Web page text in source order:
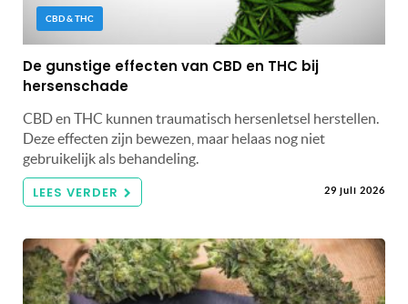
CBD & THC
De gunstige effecten van CBD en THC bij
hersenschade
CBD en THC kunnen traumatisch hersenletsel herstellen.
Deze effecten zijn bewezen, maar helaas nog niet
gebruikelijk als behandeling.
LEES VERDER 29 juli 2026